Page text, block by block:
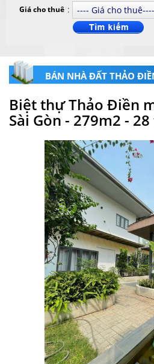
Giá cho thuê :
BÁN NHÀ ĐẤT THẢO
Biệt thự Thảo Điền
Sài Gòn - 279m2 -